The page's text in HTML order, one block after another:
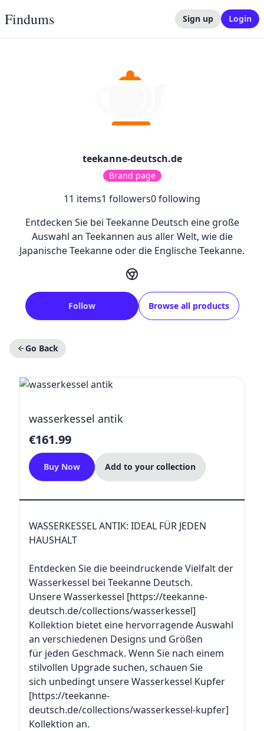
Findums Sign up Login
teekanne-deutsch.de
Brand page
11 items1 followers0following
Entdecken Sie bei Teekanne Deutsch eine große
Auswahl an Teekannen aus aller Welt, wie die
Japanische Teekanne oder die Englische Teekanne.
Follow Browse all products
Go Back
wasserkessel antik
€161.99
Buy Now Add to your collection
WASSERKESSEL ANTIK: IDEAL FÜR JEDEN
HAUSHALT
Entdecken Sie die beeindruckende Vielfalt der
Wasserkessel bei Teekanne Deutsch.
Unsere Wasserkessel [https://teekanne-
deutsch.de/collections/wasserkessel]
Kollektion bietet eine hervorragende Auswahl
an verschiedenen Designs und Größen
für jeden Geschmack. Wenn Sie nach einem
stilvollen Upgrade suchen, schauen Sie
sich unbedingt unsere Wasserkessel Kupfer
[https://teekanne-
deutsch.de/collections/wasserkessel-kupfer]
Kollektion an.